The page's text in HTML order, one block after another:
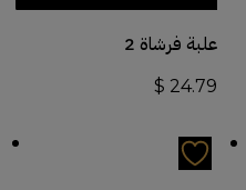
علبة فرشاة 2
$ 24.79